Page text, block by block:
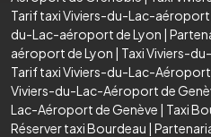
Tarif taxi Viviers-du-Lac-aéroport
du-Lac-aéroport de Lyon |
aéroport de Lyon | Taxi Viviers-
Tarif taxi Viviers-du-Lac-Aéroport
Viviers-du-Lac-Aéroport de
Lac-Aéroport de Genève | Taxi
Réserver taxi Bourdeau |